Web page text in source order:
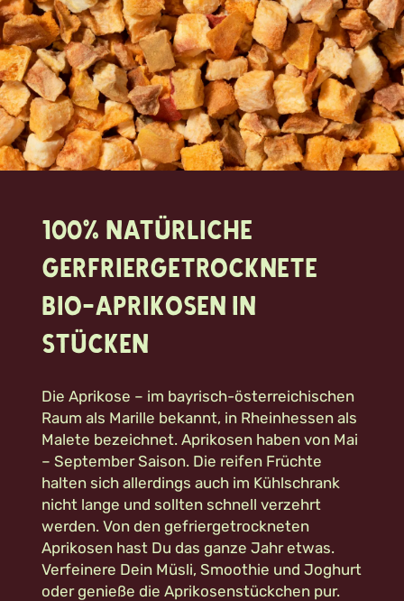
100% natürliche
Gerfriergetrocknete
Bio-Aprikosen in
Stücken
Die Aprikose – im bayrisch-österreichischen
Raum als Marille bekannt, in Rheinhessen als
Malete bezeichnet. Aprikosen haben von Mai
– September Saison. Die reifen Früchte
halten sich allerdings auch im Kühlschrank
nicht lange und sollten schnell verzehrt
werden. Von den gefriergetrockneten
Aprikosen hast Du das ganze Jahr etwas.
Verfeinere Dein Müsli, Smoothie und Joghurt
oder genieße die Aprikosenstückchen pur.